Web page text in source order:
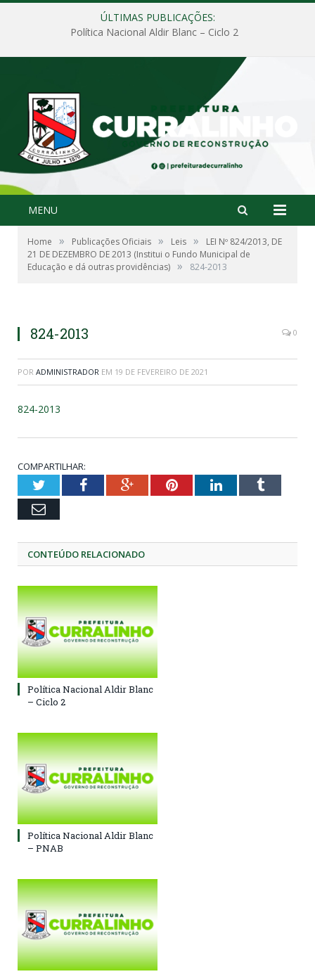
ÚLTIMAS PUBLICAÇÕES:
Política Nacional Aldir Blanc – Ciclo 2
MENU
Home » Publicações Oficiais » Leis »
LEI Nº 824/2013, DE
21 DE DEZEMBRO DE 2013 (Institui o Fundo Municipal de
Educação e dá outras providências) » 824-2013
824-2013 0
POR ADMINISTRADOR EM 19 DE FEVEREIRO DE 2021
824-2013
COMPARTILHAR:
TwitterFacebookGoogle+PinterestLinkedInTumblr
Email
CONTEÚDO RELACIONADO
Política Nacional Aldir Blanc
– Ciclo 2
Política Nacional Aldir Blanc
– PNAB